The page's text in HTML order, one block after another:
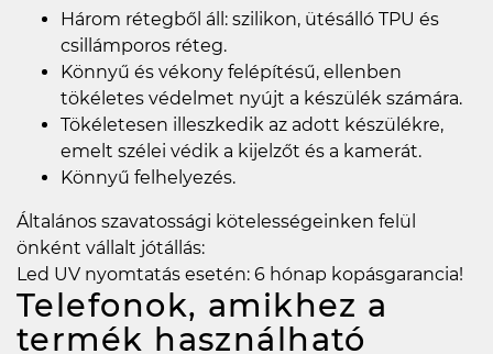
Három rétegből áll: szilikon, ütésálló TPU és
csillámporos réteg.
Könnyű és vékony felépítésű, ellenben
tökéletes védelmet nyújt a készülék számára.
Tökéletesen illeszkedik az adott készülékre,
emelt szélei védik a kijelzőt és a kamerát.
Könnyű felhelyezés.
Általános szavatossági kötelességeinken felül
önként vállalt jótállás:
Led UV nyomtatás esetén: 6 hónap kopásgarancia!
Telefonok, amikhez a
termék használható